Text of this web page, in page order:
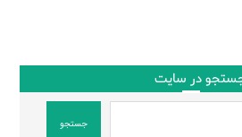
در سایت
جستجو